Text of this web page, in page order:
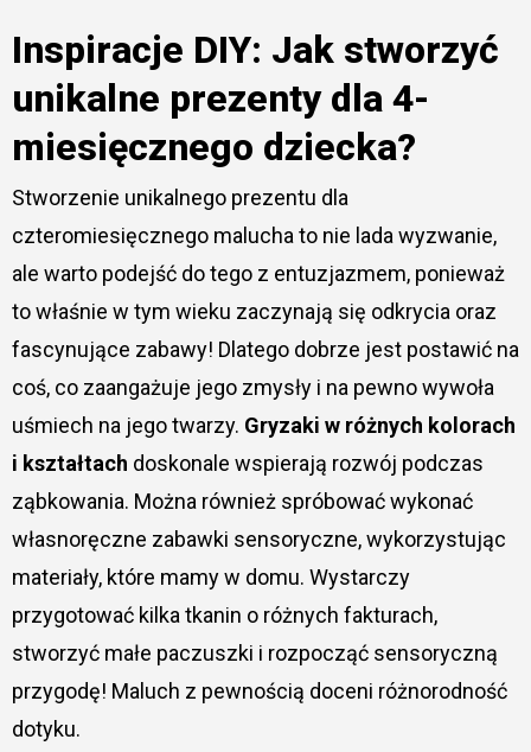
Inspiracje DIY: Jak stworzyć
unikalne prezenty dla 4-
miesięcznego dziecka?
Stworzenie unikalnego prezentu dla
czteromiesięcznego malucha to nie lada wyzwanie,
ale warto podejść do tego z entuzjazmem, ponieważ
to właśnie w tym wieku zaczynają się odkrycia oraz
fascynujące zabawy! Dlatego dobrze jest postawić na
coś, co zaangażuje jego zmysły i na pewno wywoła
uśmiech na jego twarzy. Gryzaki w różnych kolorach
i kształtach doskonale wspierają rozwój podczas
ząbkowania. Można również spróbować wykonać
własnoręczne zabawki sensoryczne, wykorzystując
materiały, które mamy w domu. Wystarczy
przygotować kilka tkanin o różnych fakturach,
stworzyć małe paczuszki i rozpocząć sensoryczną
przygodę! Maluch z pewnością doceni różnorodność
dotyku.